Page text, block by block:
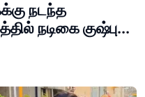
நடந்த
நடிகை குஷ்பு...